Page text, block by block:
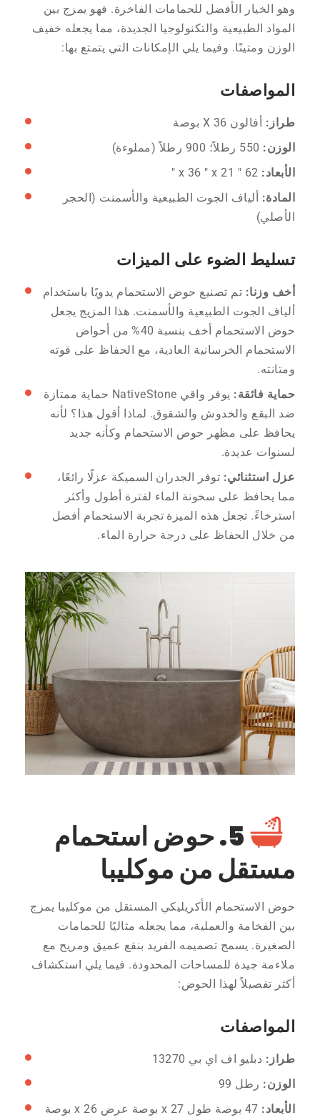
وهو الخيار الأفضل للحمامات الفاخرة. فهو يمزج بين
المواد الطبيعية والتكنولوجيا الجديدة، مما يجعله خفيف
الوزن ومتينًا. وفيما يلي الإمكانات التي يتمتع بها:
المواصفات
طراز: أفالون X 36 بوصة
الوزن:
الأبعاد:
المادة: ألياف الجوت الطبيعية والأسمنت (الحجر
الأصلي)
تسليط الضوء على الميزات
أخف وزنا: تم تصنيع حوض الاستحمام يدويًا باستخدام
ألياف الجوت الطبيعية والأسمنت. هذا المزيج يجعل
حوض الاستحمام أخف بنسبة 40% من أحواض
الاستحمام الخرسانية العادية، مع الحفاظ على قوته
ومتانته.
حماية فائقة:
يوفر واقي NativeStone حماية ممتازة
ضد البقع والخدوش والشقوق. لماذا أقول هذا؟ لأنه
يحافظ على مظهر حوض الاستحمام وكأنه جديد
لسنوات عديدة.
عزل استثنائي: توفر الجدران السميكة عزلًا رائعًا،
مما يحافظ على سخونة الماء لفترة أطول وأكثر
استرخاءً. تجعل هذه الميزة تجربة الاستحمام أفضل
من خلال الحفاظ على درجة حرارة الماء.
5. حوض استحمام
مستقل من موكليبا
حوض الاستحمام الأكريليكي المستقل من موكليبا يمزج
بين الفخامة والعملية، مما يجعله مثاليًا للحمامات
الصغيرة. يسمح تصميمه الفريد بنقع عميق ومريح مع
ملاءمة جيدة للمساحات المحدودة. فيما يلي استكشاف
أكثر تفصيلاً لهذا الحوض:
المواصفات
طراز: دبليو اف اي بي 13270
الوزن: رطل 99
الأبعاد:
47 بوصة طول x 27 بوصة عرض x 26 بوصة